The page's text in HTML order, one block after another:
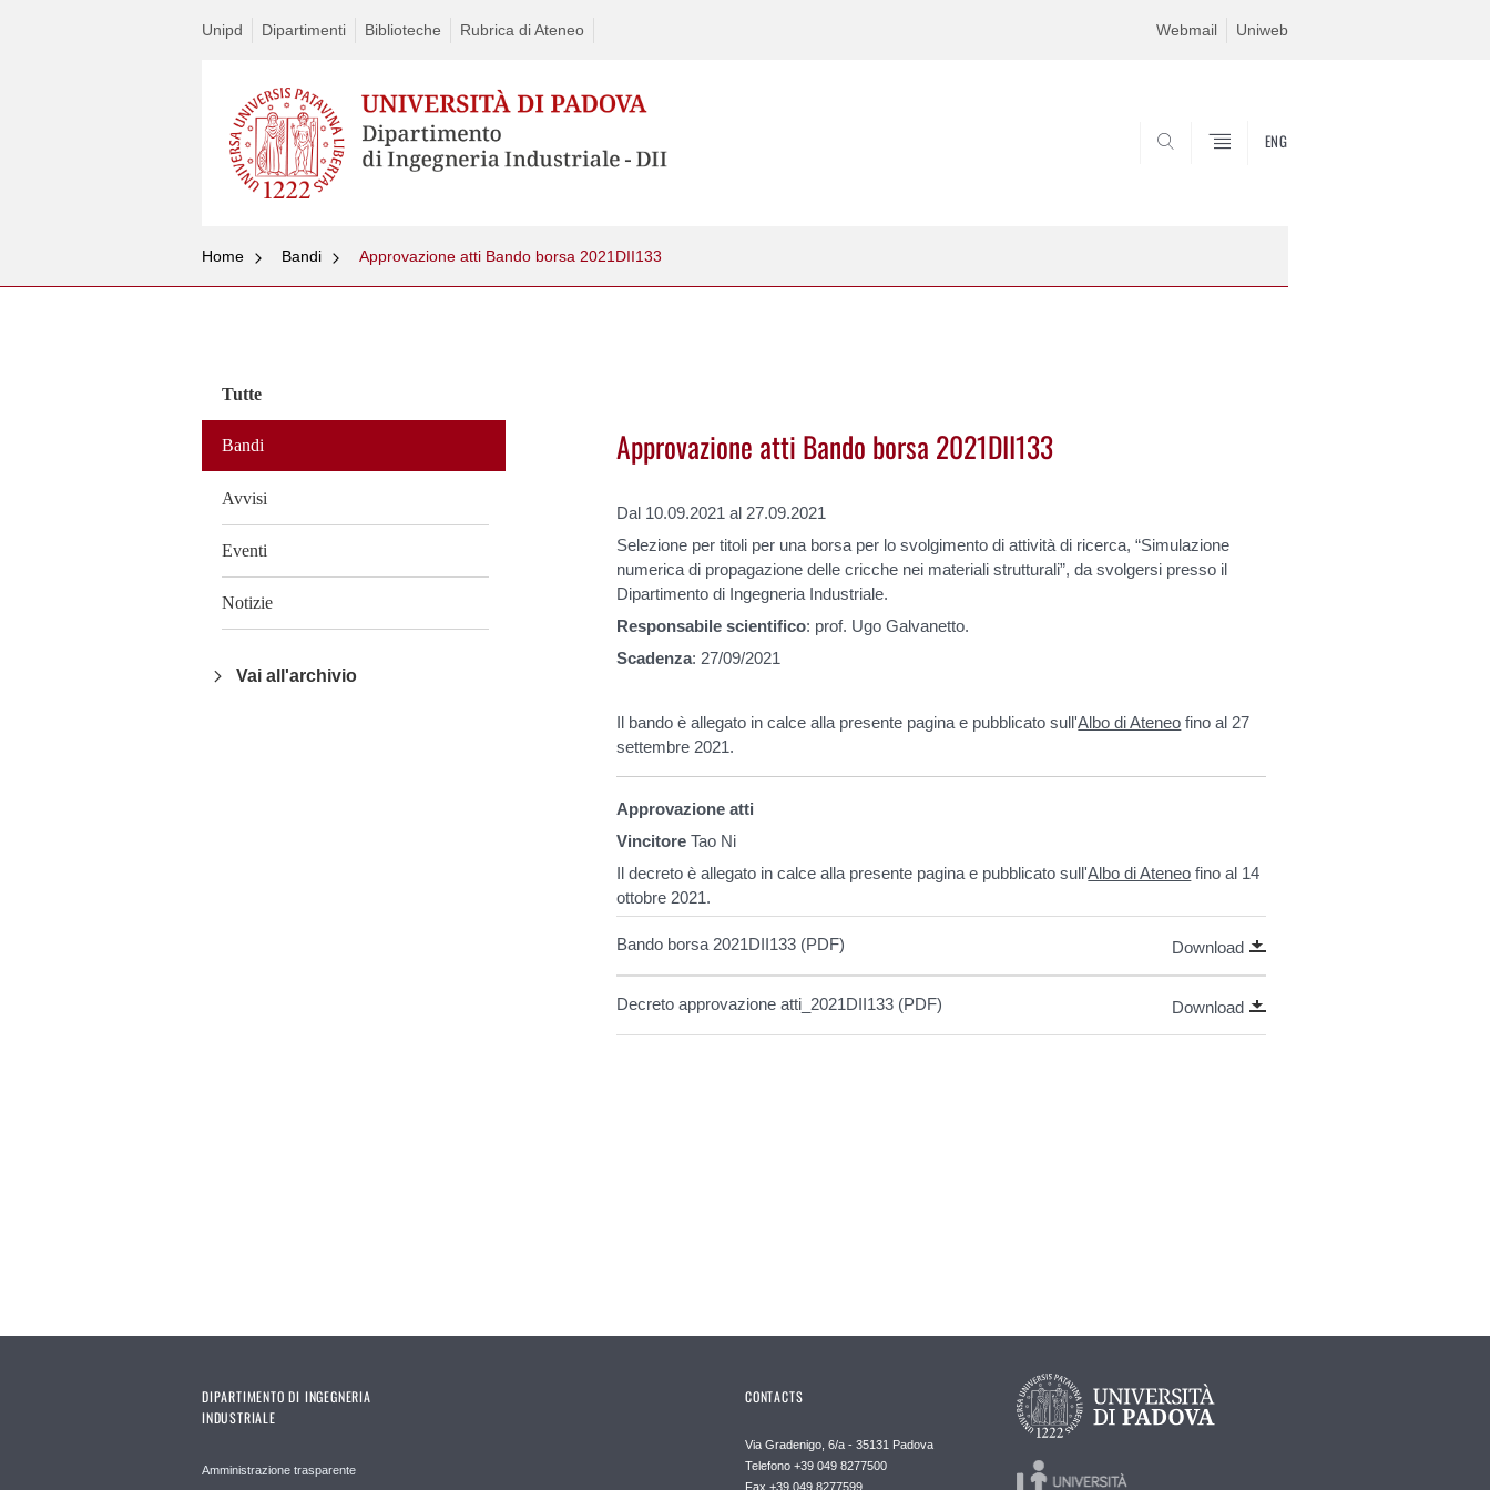
Unipd Dipartimenti Biblioteche Rubrica di Ateneo Webmail Uniweb
ENG
Home Bandi Approvazione atti Bando borsa 2021DII133
Tutte
Bandi
Avvisi
Eventi
Notizie
Vai all'archivio
Approvazione atti Bando borsa 2021DII133
Dal 10.09.2021 al 27.09.2021
Selezione per titoli per una borsa per lo svolgimento di attività di ricerca, “Simulazione
numerica di propagazione delle cricche nei materiali strutturali”, da svolgersi presso il
Dipartimento di Ingegneria Industriale.
Responsabile scientifico: prof. Ugo Galvanetto.
Scadenza: 27/09/2021
Il bando è allegato in calce alla presente pagina e pubblicato sull'Albo di Ateneo fino al 27
settembre 2021.
Approvazione atti
Vincitore Tao Ni
Il decreto è allegato in calce alla presente pagina e pubblicato sull'Albo di Ateneo fino al 14
ottobre 2021.
Bando borsa 2021DII133 (PDF) Download
Decreto approvazione atti_2021DII133 (PDF) Download
DIPARTIMENTO DI INGEGNERIA
INDUSTRIALE
Amministrazione trasparente
CONTACTS
Via Gradenigo, 6/a - 35131 Padova
Telefono +39 049 8277500
Fax +39 049 8277599